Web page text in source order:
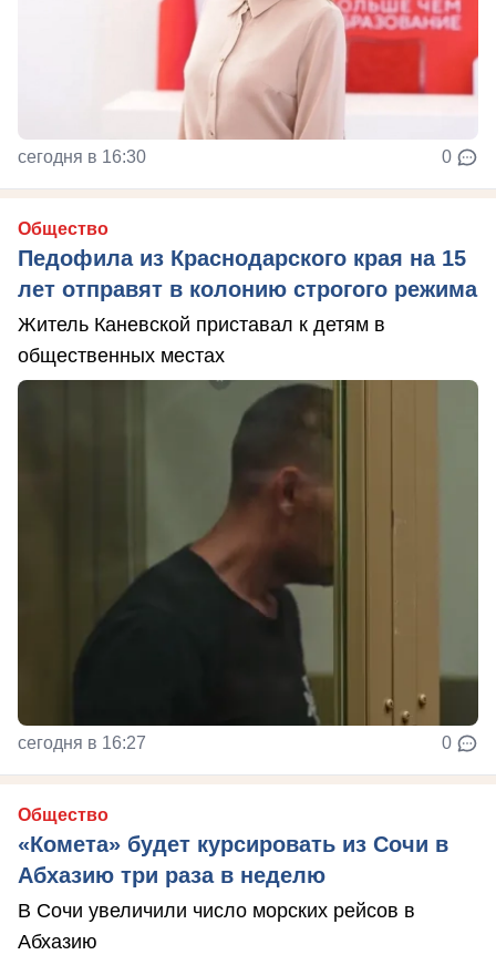
сегодня в 16:30 0
Общество
Педофила из Краснодарского края на 15
лет отправят в колонию строгого режима
Житель Каневской приставал к детям в
общественных местах
сегодня в 16:27 0
Общество
«Комета» будет курсировать из Сочи в
Абхазию три раза в неделю
В Сочи увеличили число морских рейсов в
Абхазию